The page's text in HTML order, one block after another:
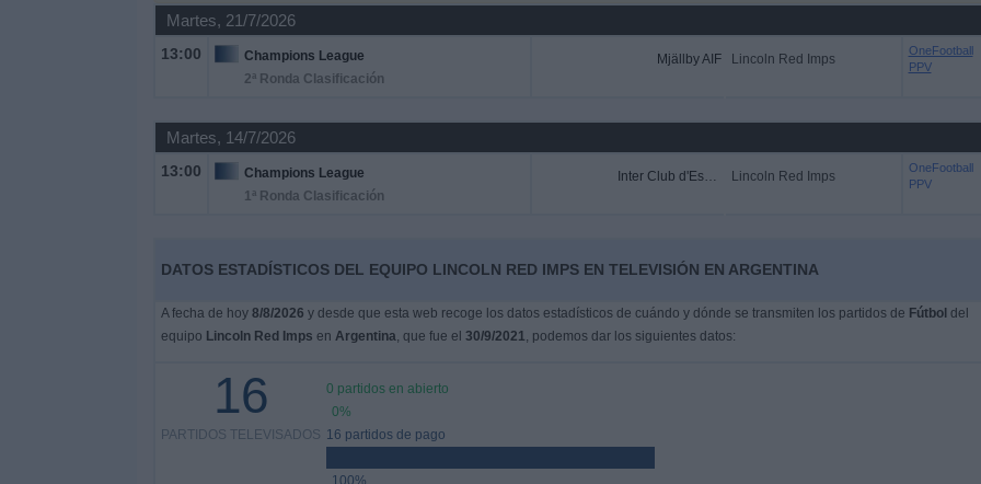
Martes, 21/7/2026
13:00
Champions League
2ª Ronda Clasificación
Mjällby AIF Lincoln Red Imps
OneFootball
PPV
Martes, 14/7/2026
13:00
Champions League
1ª Ronda Clasificación
Inter Club d'Escaldes Lincoln Red Imps
OneFootball
PPV
DATOS ESTADÍSTICOS DEL EQUIPO LINCOLN RED IMPS EN TELEVISIÓN EN ARGENTINA
A fecha de hoy 8/8/2026 y desde que esta web recoge los datos estadísticos de cuándo y dónde se transmiten los partidos de Fútbol del
equipo Lincoln Red Imps en Argentina, que fue el 30/9/2021, podemos dar los siguientes datos:
16
PARTIDOS TELEVISADOS
0 partidos en abierto
0%
16 partidos de pago
100%